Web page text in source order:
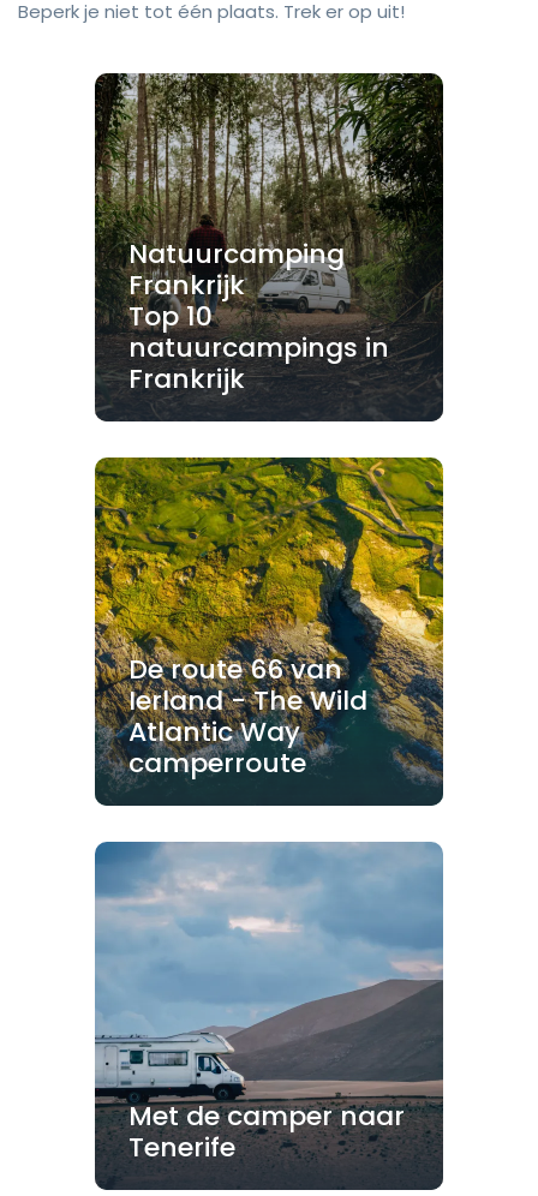
Beperk je niet tot één plaats. Trek er op uit!
Natuurcamping
Frankrijk
Top 10
natuurcampings in
Frankrijk
De route 66 van
Ierland - The Wild
Atlantic Way
camperroute
Met de camper naar
Tenerife